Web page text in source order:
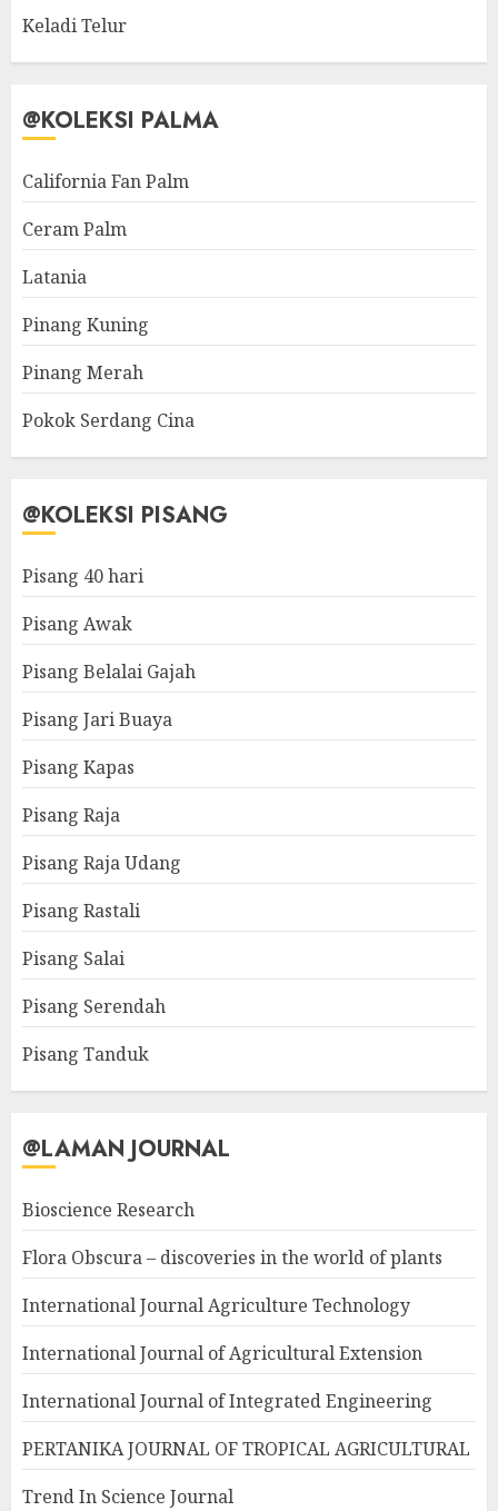
Keladi Telur
@KOLEKSI PALMA
California Fan Palm
Ceram Palm
Latania
Pinang Kuning
Pinang Merah
Pokok Serdang Cina
@KOLEKSI PISANG
Pisang 40 hari
Pisang Awak
Pisang Belalai Gajah
Pisang Jari Buaya
Pisang Kapas
Pisang Raja
Pisang Raja Udang
Pisang Rastali
Pisang Salai
Pisang Serendah
Pisang Tanduk
@LAMAN JOURNAL
Bioscience Research
Flora Obscura – discoveries in the world of plants
International Journal Agriculture Technology
International Journal of Agricultural Extension
International Journal of Integrated Engineering
PERTANIKA JOURNAL OF TROPICAL AGRICULTURAL
Trend In Science Journal